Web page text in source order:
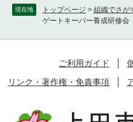
現在地 トップページ > 組織でさが
ゲートキーパー養成研修会
ご利用ガイド
リンク・著作権・免責事項